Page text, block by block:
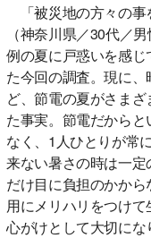
「被災地の方々の事
（神奈川県／30代／
例の夏に戸惑いを感
た今回の調査。現に
ど、節電の夏がさま
た事実。節電だから
なく、1人ひとりが常
来ない暑さの時は一
だけ目に負担のかか
用にメリハリをつけ
心がけとして大切にな